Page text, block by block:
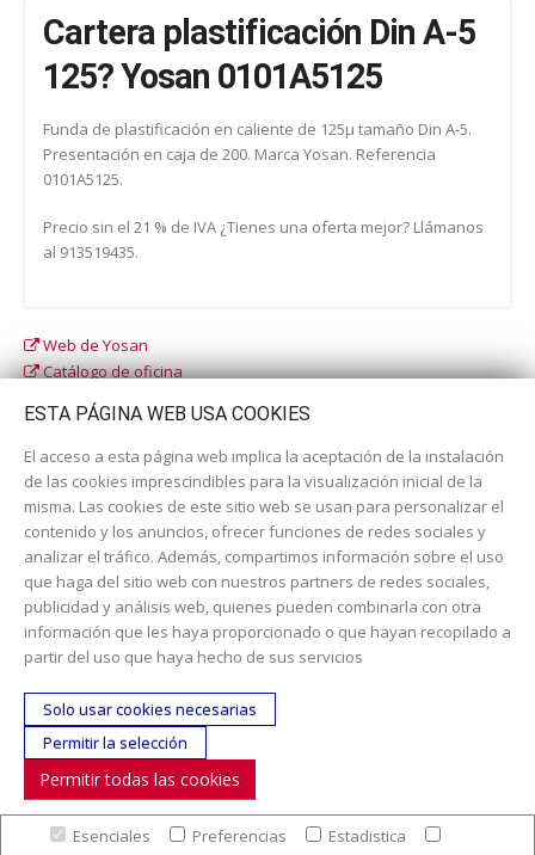
Cartera plastificación Din A-5
125? Yosan 0101A5125
Funda de plastificación en caliente de 125µ tamaño Din A-5.
Presentación en caja de 200. Marca Yosan. Referencia
0101A5125.
Precio sin el 21 % de IVA ¿Tienes una oferta mejor? Llámanos
al 913519435.
Web de Yosan
Catálogo de oficina
Dirección:c/ Cercedilla nº 14, 28925 Alcorcón
Email:contacta aquí
Teléfono:913519435
SÍGUENOS
© Copyright 2017. Todos los derechos reservados. |Nuestra
ESTA PÁGINA WEB USA COOKIES
El acceso a esta página web implica la aceptación de la instalación
de las cookies imprescindibles para la visualización inicial de la
misma. Las cookies de este sitio web se usan para personalizar el
contenido y los anuncios, ofrecer funciones de redes sociales y
analizar el tráfico. Además, compartimos información sobre el uso
que haga del sitio web con nuestros partners de redes sociales,
publicidad y análisis web, quienes pueden combinarla con otra
información que les haya proporcionado o que hayan recopilado a
partir del uso que haya hecho de sus servicios
Solo usar cookies necesarias
Permitir la selección
Permitir todas las cookies
Esenciales Preferencias
Estadistica